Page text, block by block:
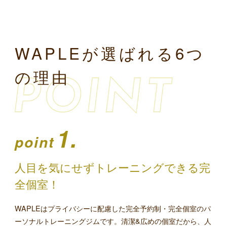
WAPLEが選ばれる6つ
の理由
point 1.
人目を気にせずトレーニングできる完
全個室！
WAPLEはプライバシーに配慮した完全予約制・完全個室のパ
ーソナルトレーニングジムです。清潔&広めの個室だから、人